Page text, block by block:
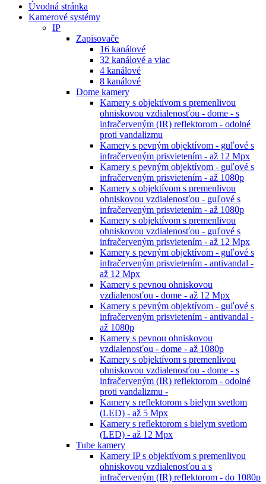
Úvodná stránka
Kamerové systémy
IP
Zapisovače
16 kanálové
32 kanálové a viac
4 kanálové
8 kanálové
Dome kamery
Kamery s objektívom s premenlivou
ohniskovou vzdialenosťou - dome - s
infračerveným (IR) reflektorom - odolné
proti vandalizmu
Kamery s pevným objektívom - guľové s
infračerveným prisvietením - až 12 Mpx
Kamery s pevným objektívom - guľové s
infračerveným prisvietením - až 1080p
Kamery s objektívom s premenlivou
ohniskovou vzdialenosťou - guľové s
infračerveným prisvietením - až 1080p
Kamery s objektívom s premenlivou
ohniskovou vzdialenosťou - guľové s
infračerveným prisvietením - až 12 Mpx
Kamery s pevným objektívom - guľové s
infračerveným prisvietením - antivandal -
až 12 Mpx
Kamery s pevnou ohniskovou
vzdialenosťou - dome - až 12 Mpx
Kamery s pevným objektívom - guľové s
infračerveným prisvietením - antivandal -
až 1080p
Kamery s pevnou ohniskovou
vzdialenosťou - dome - až 1080p
Kamery s objektívom s premenlivou
ohniskovou vzdialenosťou - dome - s
infračerveným (IR) reflektorom - odolné
proti vandalizmu -
Kamery s reflektorom s bielym svetlom
(LED) - až 5 Mpx
Kamery s reflektorom s bielym svetlom
(LED) - až 12 Mpx
Tube kamery
Kamery IP s objektívom s premenlivou
ohniskovou vzdialenosťou a s
infračerveným (IR) reflektorom - do 1080p